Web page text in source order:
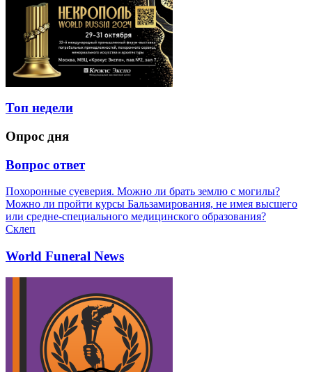
Топ недели
Опрос дня
Вопрос ответ
Похоронные суеверия. Можно ли брать землю с могилы?
Можно ли пройти курсы Бальзамирования, не имея высшего
или средне-специального медицинского образования?
Склеп
World Funeral News